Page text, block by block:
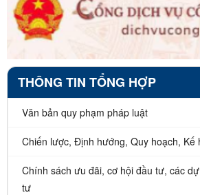
THÔNG TIN TỔNG HỢP
Văn bản quy phạm pháp luật
Chiến lược, Định hướng, Quy hoạch, Kế
Chính sách ưu đãi, cơ hội đầu tư, các
tư